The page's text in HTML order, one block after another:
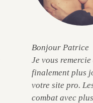
Bonjour Patrice
Je vous
finalement plus
votre site pro.
combat avec